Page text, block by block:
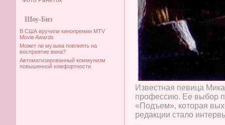
Шоу-Биз
В США вручили кинопремии MTV
Movie Awards
Может ли музыка повлиять на
восприятие вина?
Автоматизированный коммунизм
повышенной комфортности
Известная певица
профессию. Ее выбор
«Подъем», которая
редакции стало